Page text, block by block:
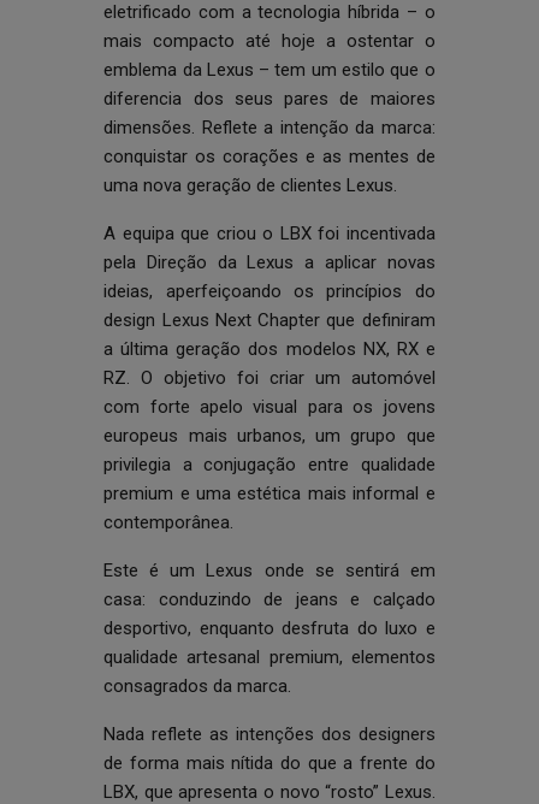
eletrificado com a tecnologia híbrida – o
mais compacto até hoje a ostentar o
emblema da Lexus – tem um estilo que o
diferencia dos seus pares de maiores
dimensões. Reflete a intenção da marca:
conquistar os corações e as mentes de
uma nova geração de clientes Lexus.
A equipa que criou o LBX foi incentivada
pela Direção da Lexus a aplicar novas
ideias, aperfeiçoando os princípios do
design Lexus Next Chapter que definiram
a última geração dos modelos NX, RX e
RZ. O objetivo foi criar um automóvel
com forte apelo visual para os jovens
europeus mais urbanos, um grupo que
privilegia a conjugação entre qualidade
premium e uma estética mais informal e
contemporânea.
Este é um Lexus onde se sentirá em
casa: conduzindo de jeans e calçado
desportivo, enquanto desfruta do luxo e
qualidade artesanal premium, elementos
consagrados da marca.
Nada reflete as intenções dos designers
de forma mais nítida do que a frente do
LBX, que apresenta o novo “rosto” Lexus.